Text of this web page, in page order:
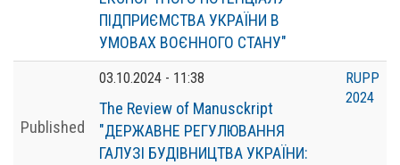
ПІДПРИЄМСТВА УКРАЇНИ В
УМОВАХ ВОЄННОГО СТАНУ"
Published
03.10.2024 - 11:38
The Review of Manusckript
"ДЕРЖАВНЕ РЕГУЛЮВАННЯ
ГАЛУЗІ БУДІВНИЦТВА УКРАЇНИ:
RUPP
2024